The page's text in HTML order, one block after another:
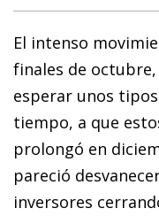
El intenso
finales de
esperar unos
tiempo, a que
prolongó en
pareció
inversores